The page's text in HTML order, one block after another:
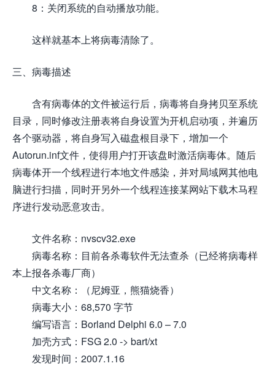
8：关闭系统的自动播放功能。
这样就基本上将病毒清除了。
三、病毒描述
含有病毒体的文件被运行后，病毒将自身拷贝至系统
目录，同时修改注册表将自身设置为开机启动项，并遍历
各个驱动器，将自身写入磁盘根目录下，增加一个
Autorun.inf文件，使得用户打开该盘时激活病毒体。随后
病毒体开一个线程进行本地文件感染，并对局域网其他电
脑进行扫描，同时开另外一个线程连接某网站下载木马程
序进行发动恶意攻击。
文件名称：nvscv32.exe
病毒名称：目前各杀毒软件无法查杀（已经将病毒样
本上报各杀毒厂商）
中文名称：（尼姆亚，熊猫烧香）
病毒大小：68,570 字节
编写语言：Borland Delphi 6.0 – 7.0
加壳方式：FSG 2.0 -> bart/xt
发现时间：2007.1.16